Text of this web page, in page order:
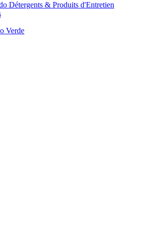
Détergents & Produits d'Entretien